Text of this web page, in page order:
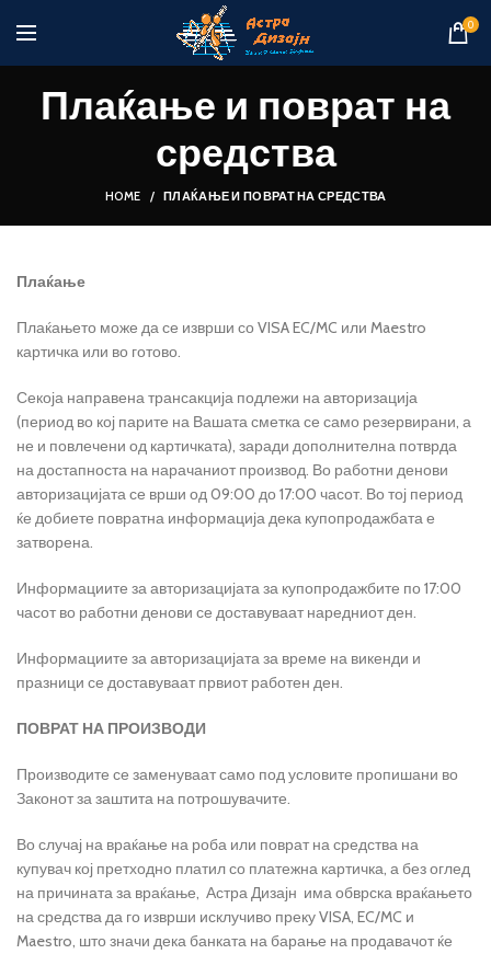
0
Плаќање и поврат на
средства
HOME ПЛАЌАЊЕ И ПОВРАТ НА СРЕДСТВА
Плаќање
Плаќањето може да се изврши со VISA EC/MC или Maestro
картичка или во готово.
Секоја направена трансакција подлежи на авторизација
(период во кој парите на Вашата сметка се само резервирани, а
не и повлечени од картичката), заради дополнителна потврда
на достапноста на нарачаниот производ. Во работни денови
авторизацијата се врши од 09:00 до 17:00 часот. Во тој период
ќе добиете повратна информација дека купопродажбата е
затворена.
Информациите за авторизацијата за купопродажбите по 17:00
часот во работни денови се доставуваат наредниот ден.
Информациите за авторизацијата за време на викенди и
празници се доставуваат првиот работен ден.
ПОВРАТ НА ПРОИЗВОДИ
Производите се заменуваат само под условите пропишани во
Законот за заштита на потрошувачите.
Во случај на враќање на роба или поврат на средства на
купувач кој претходно платил со платежна картичка, а без оглед
на причината за враќање, Астра Дизајн има обврска враќањето
на средства да го изврши исклучиво преку VISA, EC/MC и
Maestro, што значи дека банката на барање на продавачот ќе